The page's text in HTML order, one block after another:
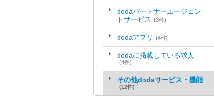
dodaパートナーエージェン
トサービス (3件)
dodaアプリ (4件)
dodaに掲載している求人
(4件)
その他dodaサービス・機能
(12件)